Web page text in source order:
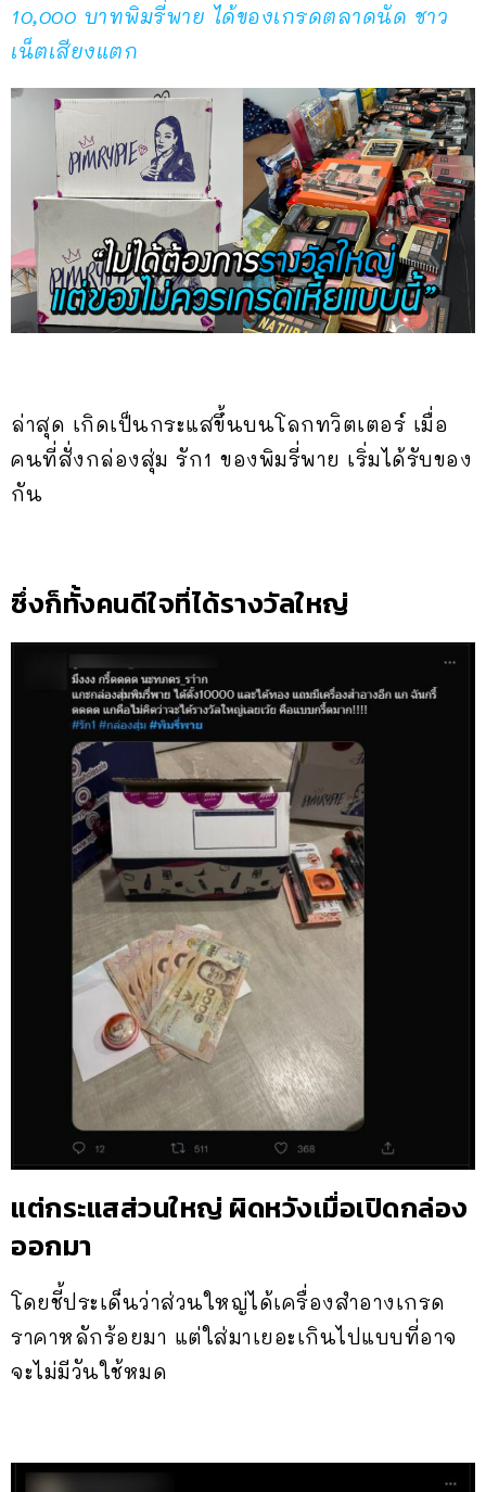
10,000 บาทพิมรี่พาย ได้ของเกรดตลาดนัด ชาว
เน็ตเสียงแตก
ล่าสุด เกิดเป็นกระแสขึ้นบนโลกทวิตเตอร์ เมื่อ
คนที่สั่งกล่องสุ่ม รัก1 ของพิมรี่พาย เริ่มได้รับของ
กัน
ซึ่งก็ทั้งคนดีใจที่ได้รางวัลใหญ่
แต่กระแสส่วนใหญ่ ผิดหวังเมื่อเปิดกล่อง
ออกมา
โดยชี้ประเด็นว่าส่วนใหญ่ได้เครื่องสำอางเกรด
ราคาหลักร้อยมา แต่ใส่มาเยอะเกินไปแบบที่อาจ
จะไม่มีวันใช้หมด